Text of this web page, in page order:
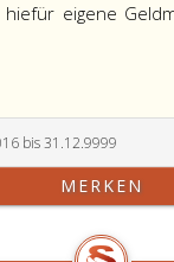
eigene
bis 31.12.9999
MERKEN